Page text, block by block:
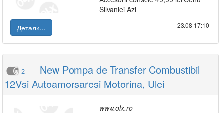
Silvaniei Azi
Детали...
23.08|17:10
2
New Pompa de Transfer Combustibil
12Vsi Autoamorsaresi Motorina, Ulei
www.olx.ro